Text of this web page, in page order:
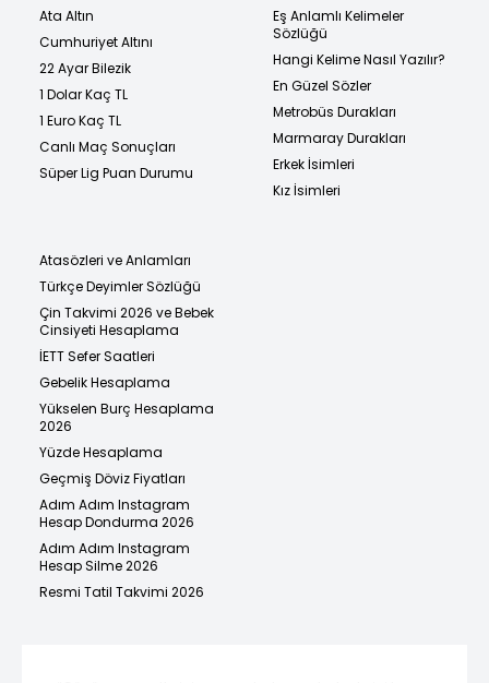
Ata Altın
Cumhuriyet Altını
22 Ayar Bilezik
1 Dolar Kaç TL
1 Euro Kaç TL
Canlı Maç Sonuçları
Süper Lig Puan Durumu
Eş Anlamlı Kelimeler
Sözlüğü
Hangi Kelime Nasıl Yazılır?
En Güzel Sözler
Metrobüs Durakları
Marmaray Durakları
Erkek İsimleri
Kız İsimleri
Atasözleri ve Anlamları
Türkçe Deyimler Sözlüğü
Çin Takvimi 2026 ve Bebek
Cinsiyeti Hesaplama
İETT Sefer Saatleri
Gebelik Hesaplama
Yükselen Burç Hesaplama
2026
Yüzde Hesaplama
Geçmiş Döviz Fiyatları
Adım Adım Instagram
Hesap Dondurma 2026
Adım Adım Instagram
Hesap Silme 2026
Resmi Tatil Takvimi 2026